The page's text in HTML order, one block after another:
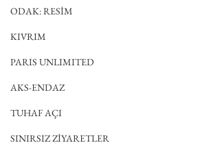
ODAK: RESİM
KIVRIM
PARIS UNLIMITED
AKS-ENDAZ
TUHAF AÇI
SINIRSIZ ZİYARETLER